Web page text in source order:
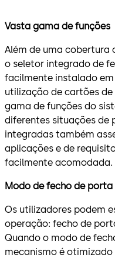
Vasta gama de funções
Além de uma cobertura
o seletor integrado de
facilmente instalado
utilização de cartões
gama de funções do
diferentes situações de
integradas também
aplicações e de
facilmente acomodada.
Modo de fecho de
Os utilizadores podem
operação: fecho de
Quando o modo de
mecanismo é